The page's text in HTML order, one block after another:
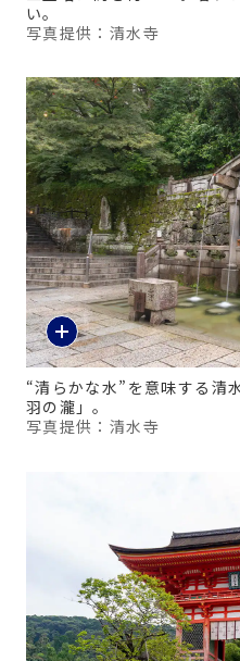
い。
写真提供：清水寺
“清らかな水”を意味する清
羽の瀧」。
写真提供：清水寺